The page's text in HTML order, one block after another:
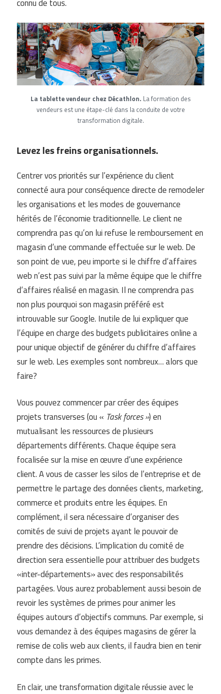
connu de tous.
La tablette vendeur chez Décathlon. La formation des
vendeurs est une étape-clé dans la conduite de votre
transformation digitale.
Levez les freins organisationnels.
Centrer vos priorités sur l’expérience du client
connecté aura pour conséquence directe de remodeler
les organisations et les modes de gouvernance
hérités de l’économie traditionnelle. Le client ne
comprendra pas qu’on lui refuse le remboursement en
magasin d’une commande effectuée sur le web. De
son point de vue, peu importe si le chiffre d’affaires
web n’est pas suivi par la même équipe que le chiffre
d’affaires réalisé en magasin. Il ne comprendra pas
non plus pourquoi son magasin préféré est
introuvable sur Google. Inutile de lui expliquer que
l’équipe en charge des budgets publicitaires online a
pour unique objectif de générer du chiffre d’affaires
sur le web. Les exemples sont nombreux… alors que
faire?
Vous pouvez commencer par créer des équipes
projets transverses (ou « Task forces ») en
mutualisant les ressources de plusieurs
départements différents. Chaque équipe sera
focalisée sur la mise en œuvre d’une expérience
client. A vous de casser les silos de l’entreprise et de
permettre le partage des données clients, marketing,
commerce et produits entre les équipes. En
complément, il sera nécessaire d’organiser des
comités de suivi de projets ayant le pouvoir de
prendre des décisions. L’implication du comité de
direction sera essentielle pour attribuer des budgets
«inter-départements» avec des responsabilités
partagées. Vous aurez probablement aussi besoin de
revoir les systèmes de primes pour animer les
équipes autours d’objectifs communs. Par exemple, si
vous demandez à des équipes magasins de gérer la
remise de colis web aux clients, il faudra bien en tenir
compte dans les primes.
En clair, une transformation digitale réussie avec le